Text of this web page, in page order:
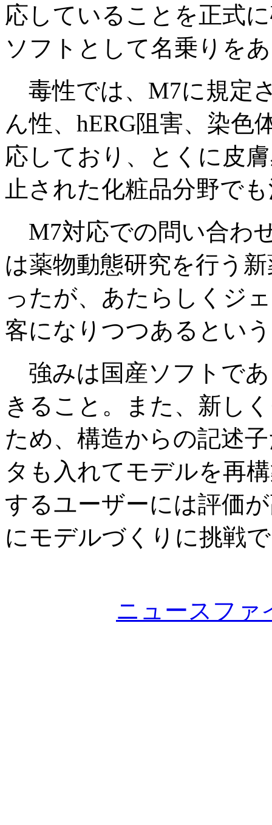
応していることを正式
ソフトとして名乗りを
毒性では、M7に規定
ん性、hERG阻害、染色
応しており、とくに皮
止された化粧品分野で
M7対応での問い合わ
は薬物動態研究を行う
ったが、あたらしくジ
客になりつつあるとい
強みは国産ソフトで
きること。また、新し
ため、構造からの記述
タも入れてモデルを再
するユーザーには評価
にモデルづくりに挑戦
ニュースファ